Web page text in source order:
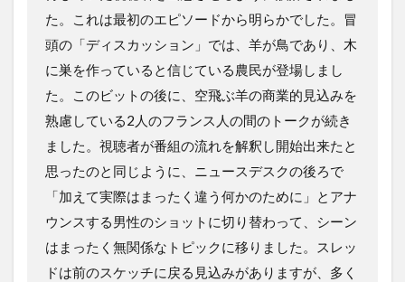
た。これは最初のエピソードから明らかでした。冒
頭の「ディスカッション」では、羊が鳥であり、木
に巣を作っていると信じている農民が登場しまし
た。このビットの後に、空飛ぶ羊の商業的見込みを
熟慮している2人のフランス人の間のトークが続き
ました。視聴者が番組の流れを解釈し開始出来たと
思ったのと同じように、ニュースデスクの後ろで
「加えて実際はまったく違う何かのために」とアナ
ウンスする男性のショットに切り替わって、シーン
はまったく無関係なトピックに移りました。スレッ
ドは前のスケッチに戻る見込みがありますが、多く